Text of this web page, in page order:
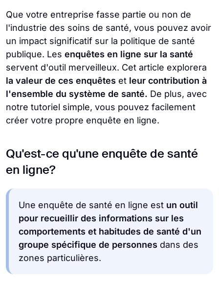
Que votre entreprise fasse partie ou non de
l'industrie des soins de santé, vous pouvez avoir
un impact significatif sur la politique de santé
publique. Les enquêtes en ligne sur la santé
servent d'outil merveilleux. Cet article explorera
la valeur de ces enquêtes et leur contribution à
l'ensemble du système de santé. De plus, avec
notre tutoriel simple, vous pouvez facilement
créer votre propre enquête en ligne.
Qu'est-ce qu'une enquête de santé
en ligne?
Une enquête de santé en ligne est un outil
pour recueillir des informations sur les
comportements et habitudes de santé d'un
groupe spécifique de personnes dans des
zones particulières.